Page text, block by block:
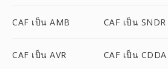
CAF เป็น AMB CAF เป็น SNDR
CAF เป็น AVR CAF เป็น CDDA